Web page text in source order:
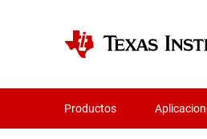
Productos